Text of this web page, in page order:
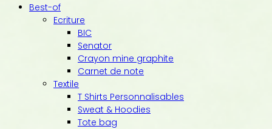
Best-of
Ecriture
BIC
Senator
Crayon mine graphite
Carnet de note
Textile
T Shirts Personnalisables
Sweat & Hoodies
Tote bag